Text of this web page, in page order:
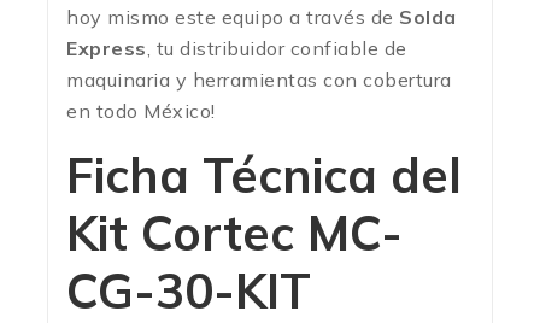
hoy mismo este equipo a través de Solda
Express, tu distribuidor confiable de
maquinaria y herramientas con cobertura
en todo México!
Ficha Técnica del
Kit Cortec MC-
CG-30-KIT